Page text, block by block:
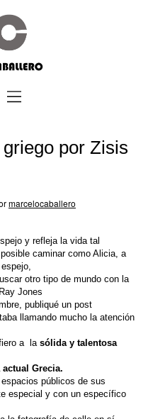
por Zisis
marcelocaballero
y refleja la vida tal
caminar como Alicia, a
otro tipo de mundo con la
Jones
publiqué un post
llamando mucho la atención
a lasólida y talentosa
Grecia.
públicos de sus
especial y con un específico